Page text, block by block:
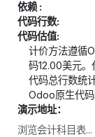
依赖 :
代码行数:
代码估值:
计价方法遵循
码12.00美元
代码总行数统
Odoo原生代
演示地址：
浏览会计科目表